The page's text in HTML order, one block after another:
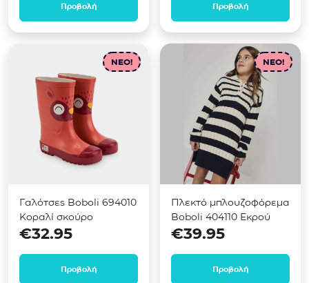
Προβολή Προβολή
NEO!
Γαλότσες Boboli 694010
Κοραλί σκούρο
€32.95
Προβολή
NEO!
Πλεκτό μπλουζοφόρεμα
Boboli 404110 Εκρού
€39.95
Προβολή